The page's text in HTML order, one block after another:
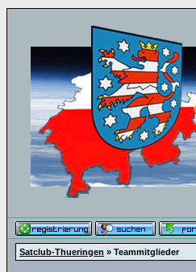
Satclub-Thueringen » Teammitglieder